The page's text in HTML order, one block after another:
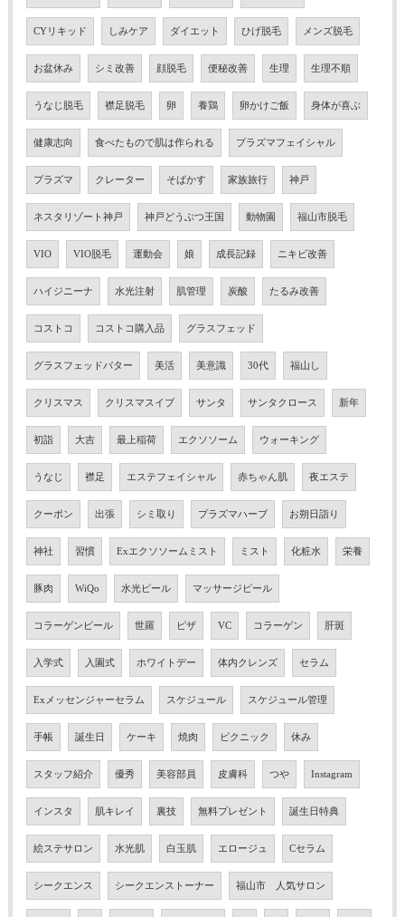
CYリキッド しみケア ダイエット ひげ脱毛 メンズ脱毛
お盆休み シミ改善 顔脱毛 便秘改善 生理 生理不順
うなじ脱毛 襟足脱毛 卵 養鶏 卵かけご飯 身体が喜ぶ
健康志向 食べたもので肌は作られる プラズマフェイシャル
プラズマ クレーター そばかす 家族旅行 神戸
ネスタリゾート神戸 神戸どうぶつ王国 動物園 福山市脱毛
VIO VIO脱毛 運動会 娘 成長記録 ニキビ改善
ハイジニーナ 水光注射 肌管理 炭酸 たるみ改善
コストコ コストコ購入品 グラスフェッド
グラスフェッドバター 美活 美意識 30代 福山し
クリスマス クリスマスイブ サンタ サンタクロース 新年
初詣 大吉 最上稲荷 エクソソーム ウォーキング
うなじ 襟足 エステフェイシャル 赤ちゃん肌 夜エステ
クーポン 出張 シミ取り プラズマハーブ お朔日詣り
神社 習慣 Exエクソソームミスト ミスト 化粧水 栄養
豚肉 WiQo 水光ピール マッサージピール
コラーゲンピール 世羅 ピザ VC コラーゲン 肝斑
入学式 入園式 ホワイトデー 体内クレンズ セラム
Exメッセンジャーセラム スケジュール スケジュール管理
手帳 誕生日 ケーキ 焼肉 ピクニック 休み
スタッフ紹介 優秀 美容部員 皮膚科 つや Instagram
インスタ 肌キレイ 裏技 無料プレゼント 誕生日特典
絵ステサロン 水光肌 白玉肌 エロージュ Cセラム
シークエンス シークエンストーナー 福山市 人気サロン